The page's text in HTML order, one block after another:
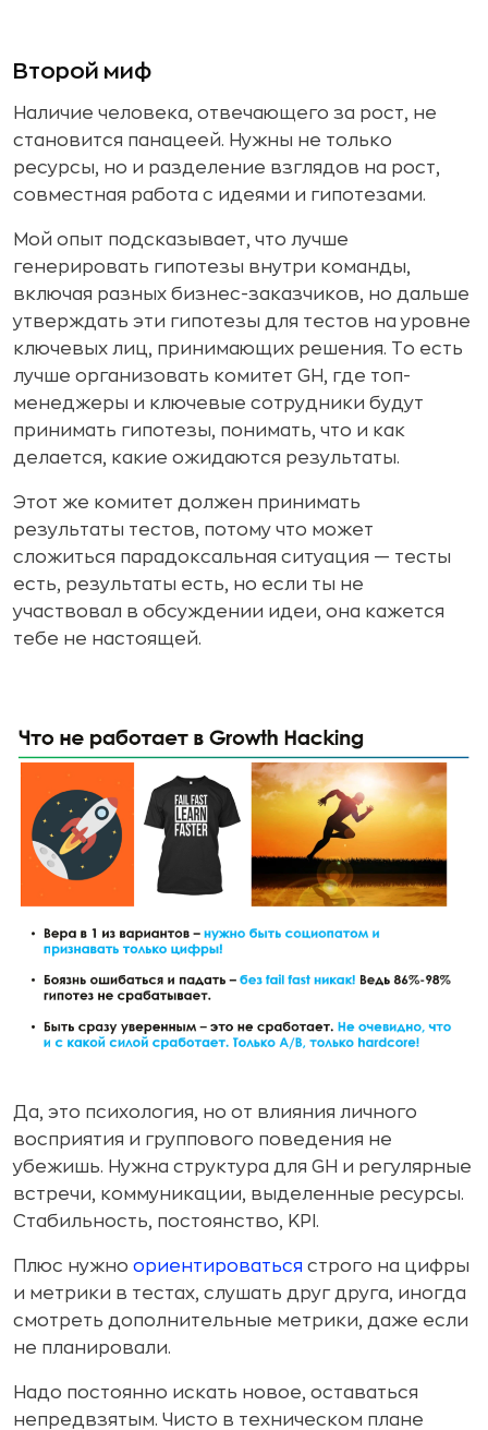
Второй миф
Наличие человека, отвечающего за рост, не
становится панацеей. Нужны не только
ресурсы, но и разделение взглядов на рост,
совместная работа с идеями и гипотезами.
Мой опыт подсказывает, что лучше
генерировать гипотезы внутри команды,
включая разных бизнес-заказчиков, но дальше
утверждать эти гипотезы для тестов на уровне
ключевых лиц, принимающих решения. То есть
лучше организовать комитет GH, где топ-
менеджеры и ключевые сотрудники будут
принимать гипотезы, понимать, что и как
делается, какие ожидаются результаты.
Этот же комитет должен принимать
результаты тестов, потому что может
сложиться парадоксальная ситуация — тесты
есть, результаты есть, но если ты не
участвовал в обсуждении идеи, она кажется
тебе не настоящей.
Да, это психология, но от влияния личного
восприятия и группового поведения не
убежишь. Нужна структура для GH и регулярные
встречи, коммуникации, выделенные ресурсы.
Стабильность, постоянство, KPI.
Плюс нужно ориентироваться строго на цифры
и метрики в тестах, слушать друг друга, иногда
смотреть дополнительные метрики, даже если
не планировали.
Надо постоянно искать новое, оставаться
непредвзятым. Чисто в техническом плане